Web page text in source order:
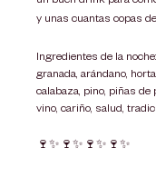
y unas cuantas copas
Ingredientes de la
granada, arándano,
calabaza, pino, piñas
vino, cariño, salud,
🍷✨🍷✨🍷✨🍷✨